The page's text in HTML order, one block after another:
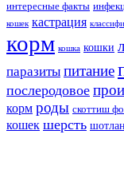
интересные факты
кошек кастрация
корм кошка кошки
паразиты питание
послеродовое
корм роды скоттиш
кошек шерсть